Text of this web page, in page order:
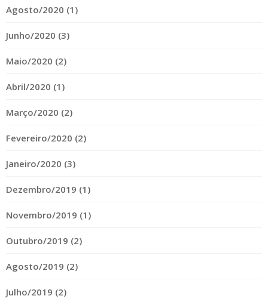
Agosto/2020 (1)
Junho/2020 (3)
Maio/2020 (2)
Abril/2020 (1)
Março/2020 (2)
Fevereiro/2020 (2)
Janeiro/2020 (3)
Dezembro/2019 (1)
Novembro/2019 (1)
Outubro/2019 (2)
Agosto/2019 (2)
Julho/2019 (2)